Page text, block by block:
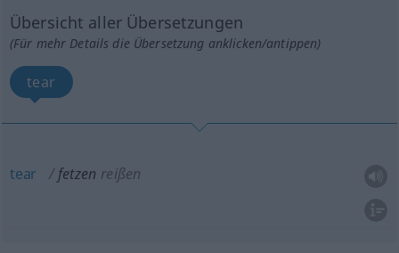
Übersicht aller Übersetzungen
(Für mehr Details die Übersetzung anklicken/antippen)
tear
tear fetzen reißen